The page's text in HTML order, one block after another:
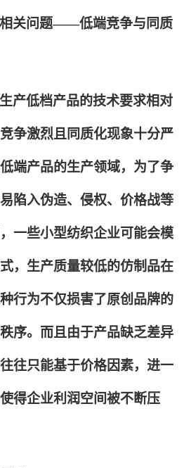
关问题——低端竞争与同质
产低档产品的技术要求相对
争激烈且同质化现象十分严
端产品的生产领域，为了争
陷入伪造、侵权、价格战等
一些小型纺织企业可能会模
，生产质量较低的仿制品在
行为不仅损害了原创品牌的
序。而且由于产品缺乏差异
往只能基于价格因素，进一
得企业利润空间被不断压